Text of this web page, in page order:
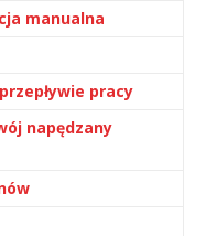
manualna
pracy
napędzany